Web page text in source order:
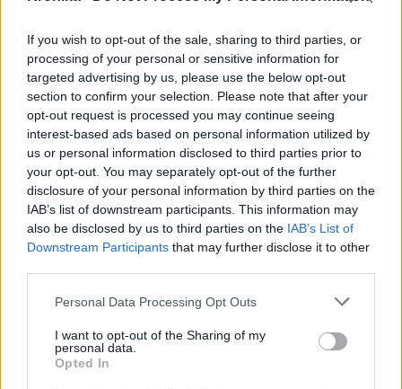
If you wish to opt-out of the sale, sharing to third parties, or
processing of your personal or sensitive information for
targeted advertising by us, please use the below opt-out
section to confirm your selection. Please note that after your
opt-out request is processed you may continue seeing
interest-based ads based on personal information utilized by
us or personal information disclosed to third parties prior to
your opt-out. You may separately opt-out of the further
disclosure of your personal information by third parties on the
IAB’s list of downstream participants. This information may
also be disclosed by us to third parties on the IAB’s List of
Downstream Participants that may further disclose it to other
Personal Data Processing Opt Outs
I want to opt-out of the Sharing of my
personal data.
Opted In
„doktoriját” végeztem el az
epilepsziámmal
A rovat további cikkei